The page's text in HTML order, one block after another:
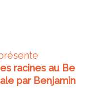
racines au Be
par Benjamin